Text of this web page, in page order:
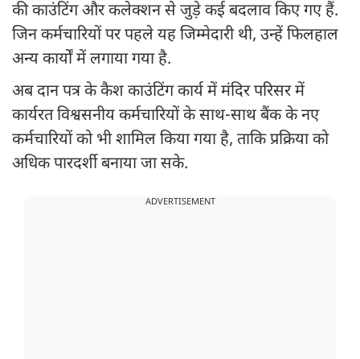
की काउंटिंग और कलेक्शन से जुड़े कई बदलाव किए गए हैं.
जिन कर्मचारियों पर पहले यह जिम्मेदारी थी, उन्हें फिलहाल
अन्य कार्यों में लगाया गया है.
अब दान पत्र के कैश काउंटिंग कार्य में मंदिर परिसर में
कार्यरत विश्वसनीय कर्मचारियों के साथ-साथ बैंक के नए
कर्मचारियों को भी शामिल किया गया है, ताकि प्रक्रिया को
अधिक पारदर्शी बनाया जा सके.
ADVERTISEMENT